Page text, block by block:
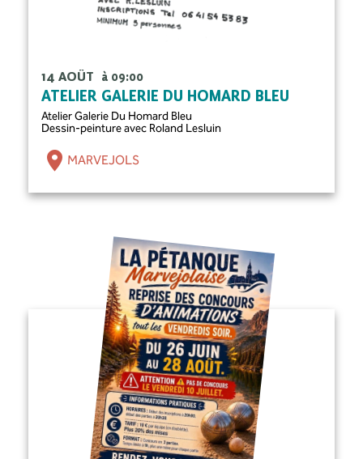
14 AOÛT à 09:00
ATELIER GALERIE DU HOMARD BLEU
Atelier Galerie Du Homard Bleu
Dessin-peinture avec Roland Lesluin
MARVEJOLS